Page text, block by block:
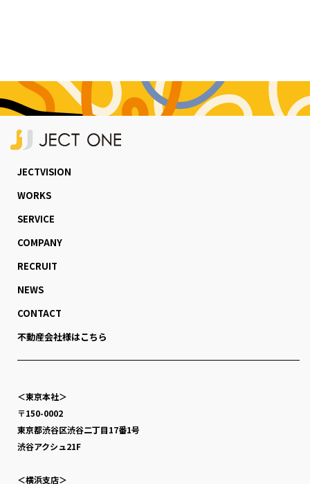
JECTVISION
WORKS
SERVICE
COMPANY
RECRUIT
NEWS
CONTACT
不動産会社様はこちら
＜東京本社＞
〒150-0002
東京都渋谷区渋谷二丁目17番1号
渋谷アクシュ21F
＜横浜支店＞